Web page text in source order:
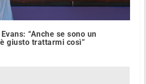
“Anche se sono un
giusto trattarmi così”